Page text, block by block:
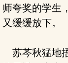
师夸奖的学生
又缓缓放下。
苏芩秋猛地